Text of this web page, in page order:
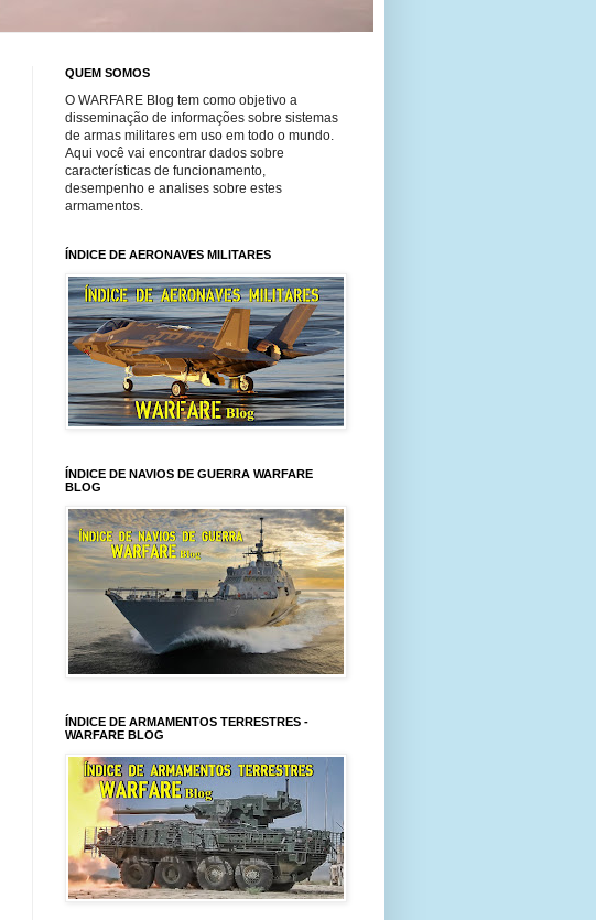
QUEM SOMOS
O WARFARE Blog tem como objetivo a
disseminação de informações sobre sistemas
de armas militares em uso em todo o mundo.
Aqui você vai encontrar dados sobre
características de funcionamento,
desempenho e analises sobre estes
armamentos.
ÍNDICE DE AERONAVES MILITARES
ÍNDICE DE NAVIOS DE GUERRA WARFARE
BLOG
ÍNDICE DE ARMAMENTOS TERRESTRES -
WARFARE BLOG